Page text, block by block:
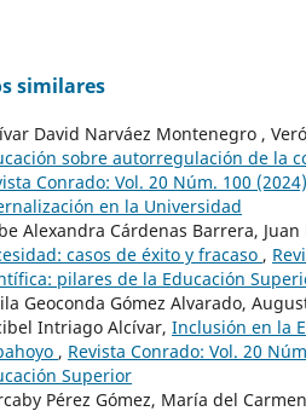
similares
David Narváez Montenegro ,
sobre autorregulación de la
Conrado: Vol. 20 Núm. 100
en la Universidad
Alexandra Cárdenas Barrera,
casos de éxito y fracaso ,
pilares de la Educación
Geoconda Gómez Alvarado,
Intriago Alcívar, Inclusión en la
, Revista Conrado: Vol. 20
Superior
Pérez Gómez, María del